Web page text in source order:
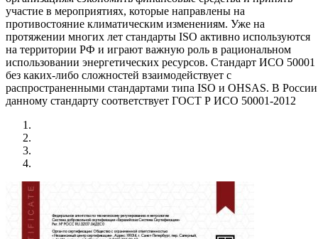
участие в мероприятиях, которые направлены на
противостояние климатическим изменениям. Уже на
протяжении многих лет стандарты ISO активно используются
на территории РФ и играют важную роль в рациональном
использовании энергетических ресурсов. Стандарт ИСО 50001
без каких-либо сложностей взаимодействует с
распространенными стандартами типа ISO и OHSAS. В России
данному стандарту соответствует ГОСТ Р ИСО 50001-2012